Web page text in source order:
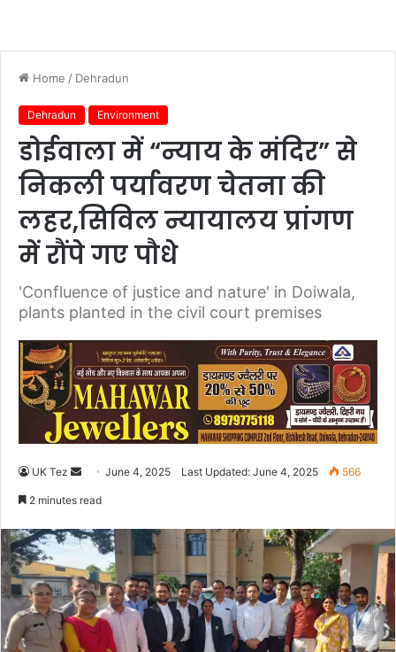
Home / Dehradun
Dehradun Environment
डोईवाला में “न्याय के मंदिर” से
निकली पर्यावरण चेतना की
लहर,सिविल न्यायालय प्रांगण
में रौंपे गए पौधे
'Confluence of justice and nature' in Doiwala,
plants planted in the civil court premises
UK Tez
d
n
e
m
June 4, 2025 Last Updated: June 4, 2025 566
2 minutes read